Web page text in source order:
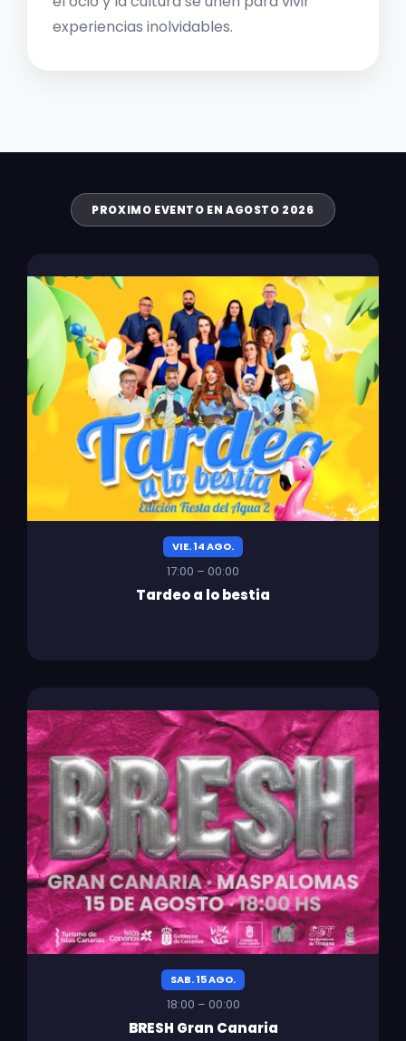
experiencias inolvidables.
PROXIMO EVENTO EN AGOSTO 2026
VIE. 14 AGO.
17:00 – 00:00
Tardeo a lo bestia
SAB. 15 AGO.
18:00 – 00:00
BRESH Gran Canaria